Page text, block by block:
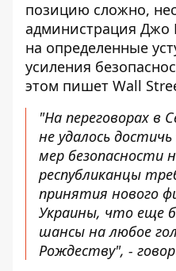
позицию сложно,
администрация Джо
на определенные
усиления
этом пишет Wall
"На переговорах в
не удалось
мер безопасности
республиканцы
принятия нового
Украины, что еще
шансы на любое
Рождеству", -